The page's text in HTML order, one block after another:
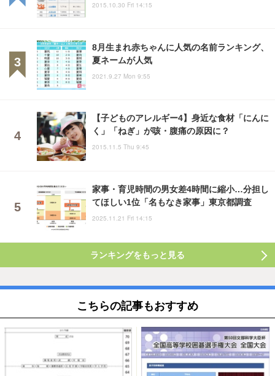
2015.10.30 Fri 14:15
8月生まれ赤ちゃんに人気の名前ランキング、
夏ネームが人気
2021.9.27 Mon 9:55
【子どものアレルギー4】身近な食材「にんに
く」「ねぎ」が咳・腹痛の原因に？
2015.11.5 Thu 9:45
家事・育児時間の男女差4時間に縮小…分担し
てほしい1位「名もなき家事」東京都調査
2025.11.21 Fri 14:15
ランキングをもっと見る
こちらの記事もおすすめ